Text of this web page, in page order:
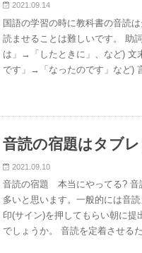
2021.09.14
国語の学習の時に教科書の音読
読ませることは難しいです。 助
は」→「したときに」、など) 文
です」→「なったのです」など)
音読の宿題はタブ
2021.09.10
音読の宿題 本当にやってる? 音
多いと思います。一般的には音
印(サイン)を押してもらい朝に
でしょうか。 音読を定着させる